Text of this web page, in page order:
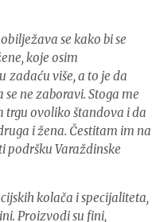
se kako bi se
koje osim
zadaću više, a to je da
ne zaboravi. Stoga me
trgu ovoliko štandova i da
i žena. Čestitam im na
podršku Varaždinske
kolača i specijaliteta,
Proizvodi su fini,